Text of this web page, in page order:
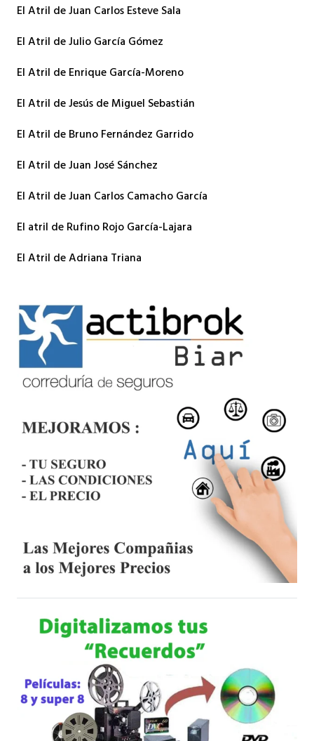
El Atril de Juan Carlos Esteve Sala
El Atril de Julio García Gómez
El Atril de Enrique García-Moreno
El Atril de Jesús de Miguel Sebastián
El Atril de Bruno Fernández Garrido
El Atril de Juan José Sánchez
El Atril de Juan Carlos Camacho García
El atril de Rufino Rojo García-Lajara
El Atril de Adriana Triana